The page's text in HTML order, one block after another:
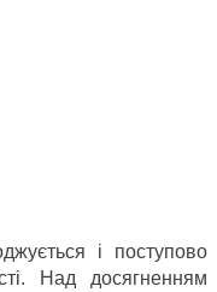
і поступово
Над досягненням